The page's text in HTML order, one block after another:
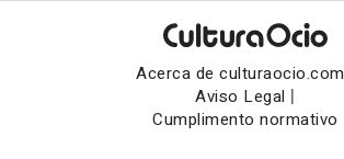
Acerca de culturaocio.com
Aviso Legal |
Cumplimento normativo